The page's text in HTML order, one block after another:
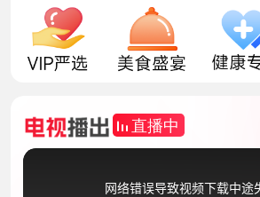
直播中
This
is
网络错误导致视频下载中途